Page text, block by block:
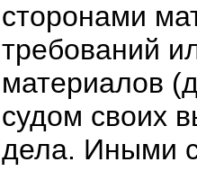
сторонами
требований
материалов
судом своих
дела. Иными